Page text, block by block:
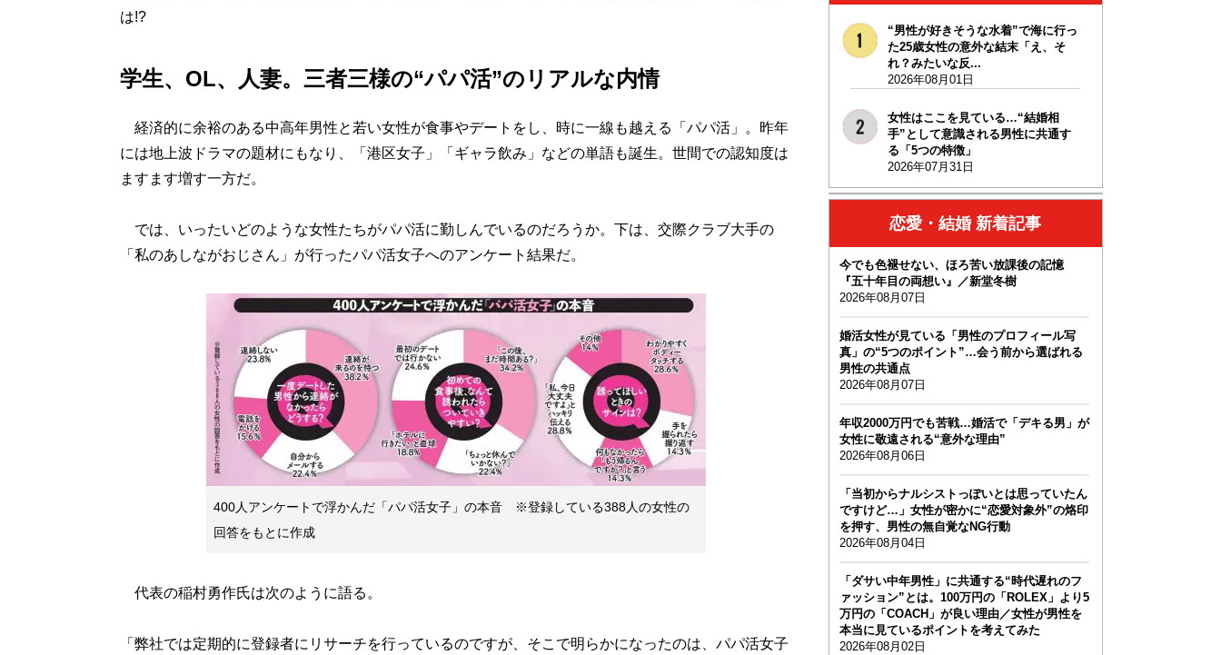
は!?
学生、OL、人妻。三者三様の“パパ活”のリアルな内情
経済的に余裕のある中高年男性と若い女性が食事やデートをし、時に一線も越える「パパ活」。昨年
には地上波ドラマの題材にもなり、「港区女子」「ギャラ飲み」などの単語も誕生。世間での認知度は
ますます増す一方だ。
では、いったいどのような女性たちがパパ活に勤しんでいるのだろうか。下は、交際クラブ大手の
「私のあしながおじさん」が行ったパパ活女子へのアンケート結果だ。
400人アンケートで浮かんだ「パパ活女子」の本音 ※登録している388人の女性の
回答をもとに作成
代表の稲村勇作氏は次のように語る。
「弊社では定期的に登録者にリサーチを行っているのですが、そこで明らかになったのは、パパ活女子
“男性が好きそうな水着”で海に行っ
た25歳女性の意外な結末「え、そ
れ？みたいな反...
2026年08月01日
女性はここを見ている…“結婚相
手”として意識される男性に共通す
る「5つの特徴」
2026年07月31日
恋愛・結婚 新着記事
今でも色褪せない、ほろ苦い放課後の記憶
『五十年目の両想い』／新堂冬樹
2026年08月07日
婚活女性が見ている「男性のプロフィール写
真」の“5つのポイント”…会う前から選ばれる
男性の共通点
2026年08月07日
年収2000万円でも苦戦…婚活で「デキる男」が
女性に敬遠される“意外な理由”
2026年08月06日
「当初からナルシストっぽいとは思っていたん
ですけど…」女性が密かに“恋愛対象外”の烙印
を押す、男性の無自覚なNG行動
2026年08月04日
「ダサい中年男性」に共通する“時代遅れのフ
ァッション”とは。100万円の「ROLEX」より5
万円の「COACH」が良い理由／女性が男性を
本当に見ているポイントを考えてみた
2026年08月02日